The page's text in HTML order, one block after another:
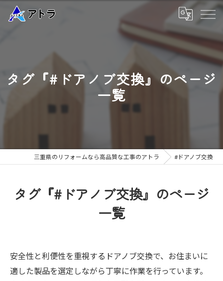
タグ『#ドアノブ交換』のページ
一覧
三重県のリフォームなら高品質な工事のアトラ #ドアノブ交換
タグ『#ドアノブ交換』のページ
一覧
安全性と利便性を重視するドアノブ交換で、お住まいに
適した製品を選定しながら丁寧に作業を行っています。